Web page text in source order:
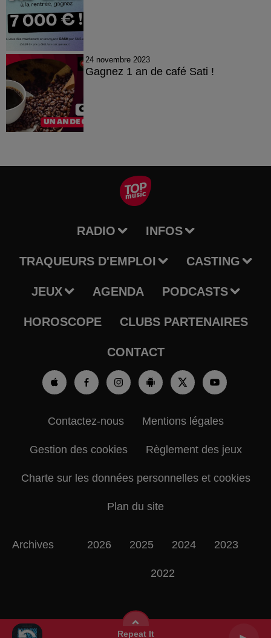
Repeat It
24 novembre 2023
Gagnez 1 an de café Sati !
RADIO INFOS
TRAQUEURS D'EMPLOI CASTING
JEUX AGENDA PODCASTS
HOROSCOPE CLUBS PARTENAIRES
CONTACT
Contactez-nous Mentions légales
Gestion des cookies Règlement des jeux
Charte sur les données personnelles et cookies
Plan du site
Archives 2026 2025 2024 2023
2022